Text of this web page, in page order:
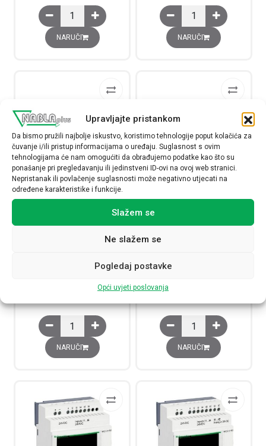
Upravljajte pristankom
Da bismo pružili najbolje iskustvo, koristimo tehnologije poput kolačića za
čuvanje i/ili pristup informacijama o uređaju. Suglasnost s ovim
tehnologijama će nam omogućiti da obrađujemo podatke kao što su
ponašanje pri pregledavanju ili jedinstveni ID-ovi na ovoj web stranici.
Nepristanak ili povlačenje suglasnosti može negativno utjecati na
određene karakteristike i funkcije.
Slažem se
Ne slažem se
Pogledaj postavke
Opći uvjeti poslovanja
PLC Zelio kontroler, 12x binarnih ulaza 230 V AC, 8x
NARUČI
PLC Zelio kontroler,
NARUČI
binarna ulaza 24V DC, 8 x
relejni izlaz, napajanje 24V DC
PLC Zelio kontroler, 6+6 x binarna ulaza 24V DC, 8 x
NARUČI
binarnih ulaza 24V DC, 8 x
relejni izlaz, napajanje 24V DC,
sat realnog vremena
PLC Zelio kontroler,
NARUČI